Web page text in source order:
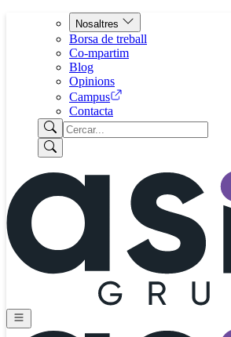
Nosaltres
Borsa de treball
Co-mpartim
Blog
Opinions
Campus
Contacta